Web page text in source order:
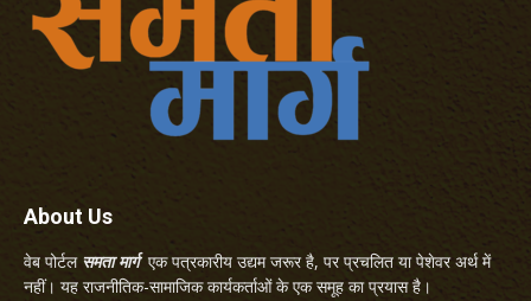
About Us
वेब पोर्टल समता मार्गएक पत्रकारीय उद्यम जरूर है, पर प्रचलित या पेशेवर अर्थ में
नहीं। यह राजनीतिक-सामाजिक कार्यकर्ताओं के एक समूह का प्रयास है।